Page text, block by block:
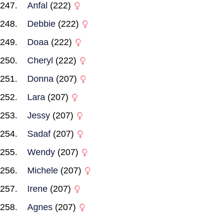
Anfal (222)
Debbie (222)
Doaa (222)
Cheryl (222)
Donna (207)
Lara (207)
Jessy (207)
Sadaf (207)
Wendy (207)
Michele (207)
Irene (207)
Agnes (207)